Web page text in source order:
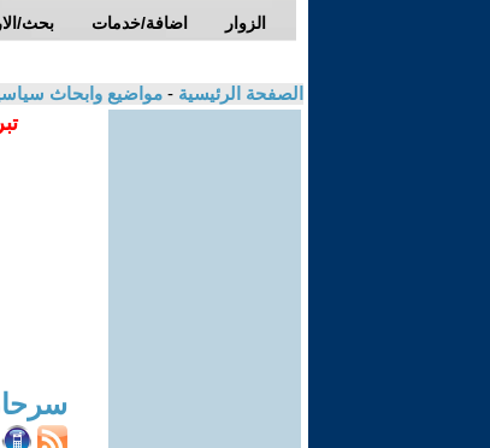
بحث/ اضافة/خدمات الزوار
الصفحة الرئيسية - مواضيع وابحاث